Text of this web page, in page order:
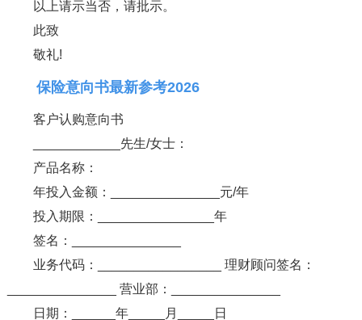
以上请示当否，请批示。
此致
敬礼!
保险意向书最新参考2026
客户认购意向书
____________先生/女士：
产品名称：
年投入金额：_______________元/年
投入期限：________________年
签名：_______________
业务代码：_________________ 理财顾问签名：
_______________ 营业部：_______________
日期：______年_____月_____日